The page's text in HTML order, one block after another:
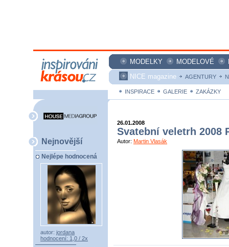
MODELKY MODELOVÉ
NICE magazine
AGENTURY
INSPIRACE GALERIE ZAKÁZKY
Nejnovější
Nejlépe hodnocená
autor: jordana
hodnocení: 1,0 / 2x
26.01.2008
Svatební veletrh 2008
Autor: Martin Vlasák